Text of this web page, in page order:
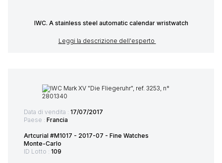
IWC. A stainless steel automatic calendar wristwatch
Leggi la descrizione dell'esperto
Data di vendita : 17/07/2017
Paese : Francia
Artcurial #M1017 - 2017-07 - Fine Watches
Monte-Carlo
ID Lotto : 109